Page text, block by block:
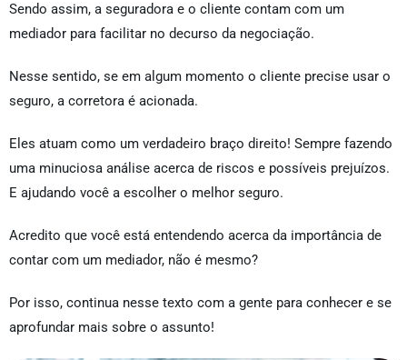
Sendo assim, a seguradora e o cliente contam com um
mediador para facilitar no decurso da negociação.
Nesse sentido, se em algum momento o cliente precise usar o
seguro, a corretora é acionada.
Eles atuam como um verdadeiro braço direito! Sempre fazendo
uma minuciosa análise acerca de riscos e possíveis prejuízos.
E ajudando você a escolher o melhor seguro.
Acredito que você está entendendo acerca da importância de
contar com um mediador, não é mesmo?
Por isso, continua nesse texto com a gente para conhecer e se
aprofundar mais sobre o assunto!